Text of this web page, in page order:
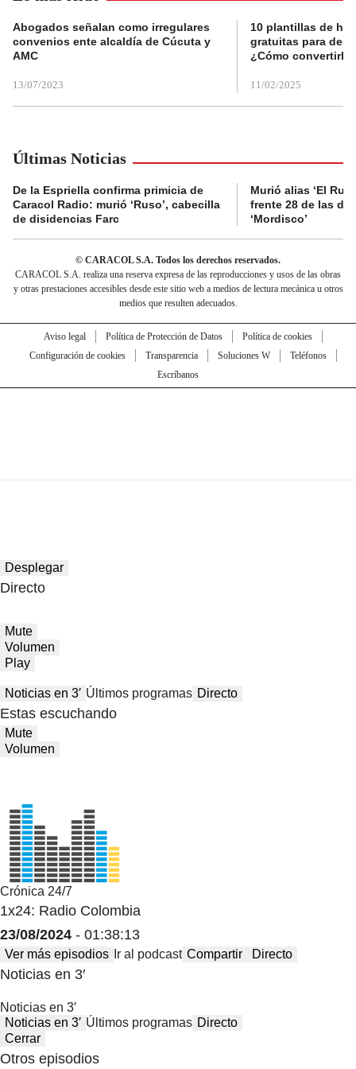
Abogados señalan como irregulares
convenios ente alcaldía de Cúcuta y
AMC
13/07/2023
10 plantillas de
gratuitas para
¿Cómo convertirla
11/02/2025
Últimas Noticias
De la Espriella confirma primicia de
Caracol Radio: murió ‘Ruso’, cabecilla
de disidencias Farc
Murió alias ‘El
frente 28 de las
‘Mordisco’
© CARACOL S.A. Todos los derechos reservados.
CARACOL S.A. realiza una reserva expresa de las reproducciones y usos de las obras
y otras prestaciones accesibles desde este sitio web a medios de lectura mecánica u otros
medios que resulten adecuados.
Aviso legal Política de Protección de Datos
Política de cookies
Configuración de cookies
Transparencia Soluciones W
Teléfonos
Escríbanos
Desplegar
Directo
Mute
Volumen
Play
Noticias en 3′ Últimos programas Directo
Estas escuchando
Mute
Volumen
Crónica 24/7
1x24: Radio Colombia
23/08/2024 - 01:38:13
Ver más episodios Ir al podcast Compartir Directo
Noticias en 3′
Noticias en 3′
Noticias en 3′ Últimos programas Directo
Cerrar
Otros episodios